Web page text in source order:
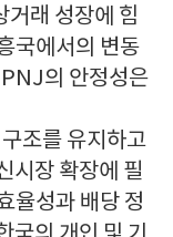
거래 성장에 힘
국에서의 변동
의 안정성은
조를 유지하고
시장 확장에 필
율성과 배당 정